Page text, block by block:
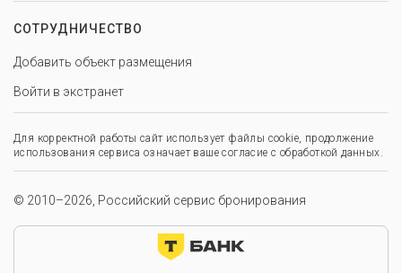
СОТРУДНИЧЕСТВО
Добавить объект размещения
Войти в экстранет
Для корректной работы сайт использует файлы cookie, продолжение
использования сервиса означает ваше согласие с обработкой данных.
© 2010–2026, Российский сервис бронирования